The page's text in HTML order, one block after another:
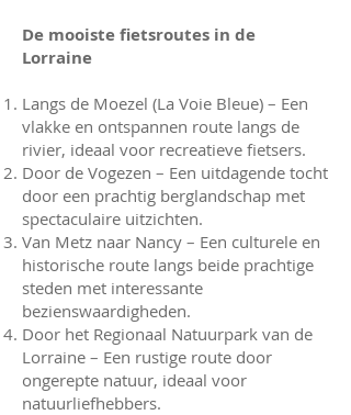
De mooiste fietsroutes in de
Lorraine
Langs de Moezel (La Voie Bleue) – Een
vlakke en ontspannen route langs de
rivier, ideaal voor recreatieve fietsers.
Door de Vogezen – Een uitdagende tocht
door een prachtig berglandschap met
spectaculaire uitzichten.
Van Metz naar Nancy – Een culturele en
historische route langs beide prachtige
steden met interessante
bezienswaardigheden.
Door het Regionaal Natuurpark van de
Lorraine – Een rustige route door
ongerepte natuur, ideaal voor
natuurliefhebbers.